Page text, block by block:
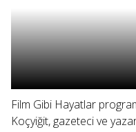
Film Gibi Hayatlar
Koçyiğit, gazeteci ve